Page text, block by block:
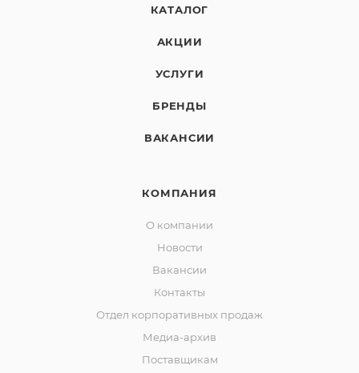
КАТАЛОГ
АКЦИИ
УСЛУГИ
БРЕНДЫ
ВАКАНСИИ
КОМПАНИЯ
О компании
Новости
Вакансии
Контакты
Отдел корпоративных продаж
Медиа-архив
Поставщикам